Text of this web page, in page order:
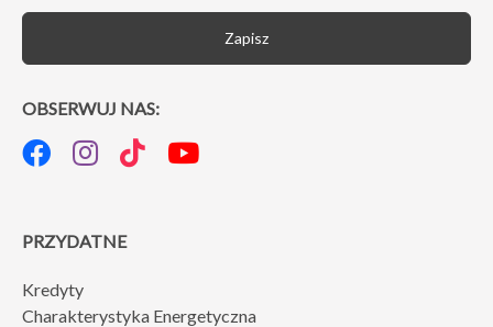
Zapisz
OBSERWUJ NAS:
PRZYDATNE
Kredyty
Charakterystyka Energetyczna